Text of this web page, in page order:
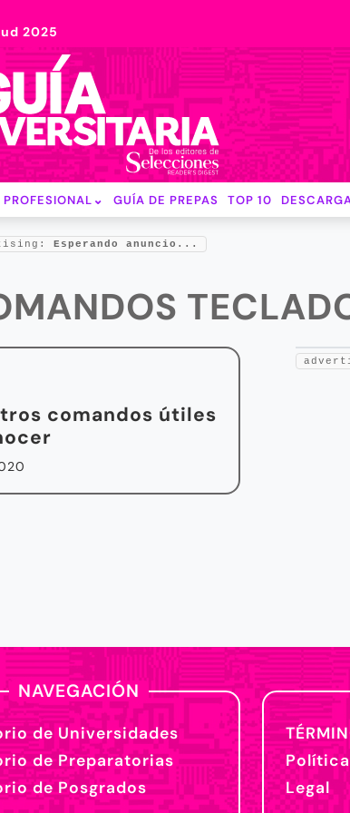
2025
GUÍA DE PREPAS TOP 10
Esperando anuncio...
comandos útiles
NAVEGACIÓN
de Universidades
de Preparatorias
de Posgrados
Legal